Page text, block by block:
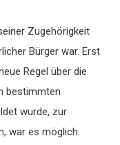
Zugehörigkeit
Bürger war. Erst
Regel über die
bestimmten
wurde, zur
war es möglich.